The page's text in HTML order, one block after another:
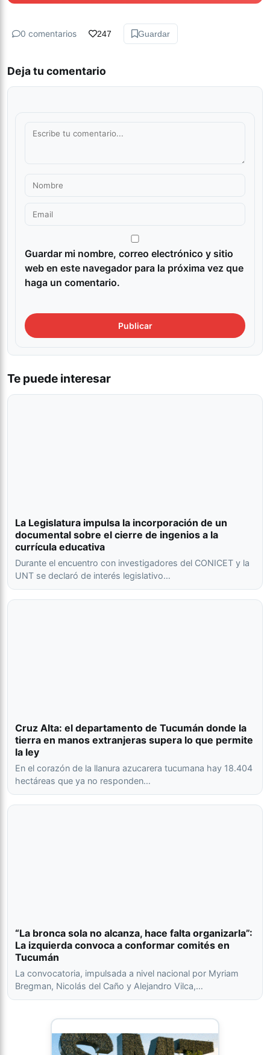
0 comentarios 247 Guardar
Deja tu comentario
Guardar mi nombre, correo electrónico y sitio
web en este navegador para la próxima vez que
haga un comentario.
Te puede interesar
La Legislatura impulsa la incorporación de un
documental sobre el cierre de ingenios a la
currícula educativa
Durante el encuentro con investigadores del CONICET y la
UNT se declaró de interés legislativo…
Cruz Alta: el departamento de Tucumán donde la
tierra en manos extranjeras supera lo que permite
la ley
En el corazón de la llanura azucarera tucumana hay 18.404
hectáreas que ya no responden…
“La bronca sola no alcanza, hace falta organizarla”:
La izquierda convoca a conformar comités en
Tucumán
La convocatoria, impulsada a nivel nacional por Myriam
Bregman, Nicolás del Caño y Alejandro Vilca,…